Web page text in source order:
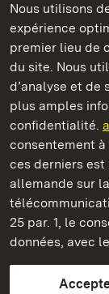
Nous utilisons
expérience
premier lieu de
du site. Nous
d’analyse et de
plus amples
confidentialité.
consentement à
ces derniers
allemande sur
25 par. 1, le
données, avec
Châteaux et
Staatliche
Châteaux et
ContactFAQ et
Protection des
Explications sur
BITV-konform